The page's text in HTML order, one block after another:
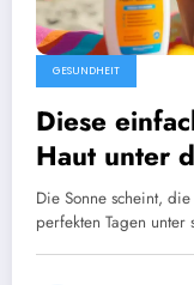
GESUNDHEIT
Diese
Haut unter
Die Sonne scheint,
perfekten Tagen